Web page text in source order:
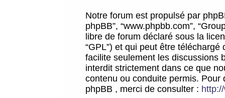
Notre forum est propulsé par
phpBB”, “www.phpbb.com”,
libre de forum déclaré sous la
“GPL”) et qui peut être téléchargé
facilite seulement les discussions
interdit strictement dans ce que
contenu ou conduite permis.
phpBB , merci de consulter :